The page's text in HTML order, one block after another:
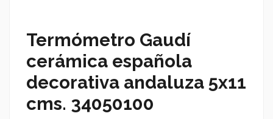
Termómetro Gaudí
cerámica española
decorativa andaluza 5x11
cms. 34050100